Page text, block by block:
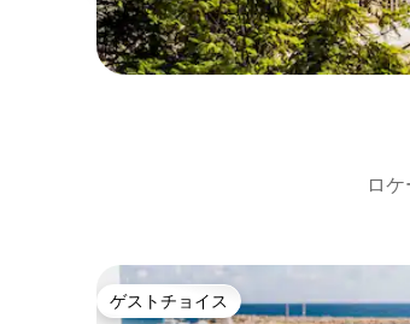
ロ
ゲストチョイス
ゲストチョイス